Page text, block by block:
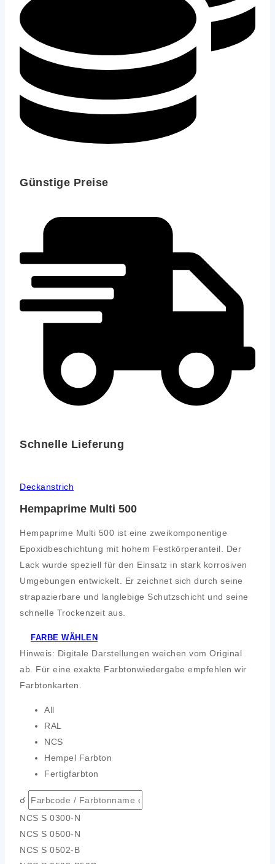
Günstige Preise
Schnelle Lieferung
Deckanstrich
Hempaprime Multi 500
Hempaprime Multi 500 ist eine zweikomponentige
Epoxidbeschichtung mit hohem Festkörperanteil. Der
Lack wurde speziell für den Einsatz in stark korrosiven
Umgebungen entwickelt. Er zeichnet sich durch seine
strapazierbare und langlebige Schutzschicht und seine
schnelle Trockenzeit aus.
FARBE WÄHLEN
Hinweis: Digitale Darstellungen weichen vom Original
ab. Für eine exakte Farbtonwiedergabe empfehlen wir
Farbtonkarten.
All
RAL
NCS
Hempel Farbton
Fertigfarbton
☌
NCS S 0300-N
NCS S 0500-N
NCS S 0502-B